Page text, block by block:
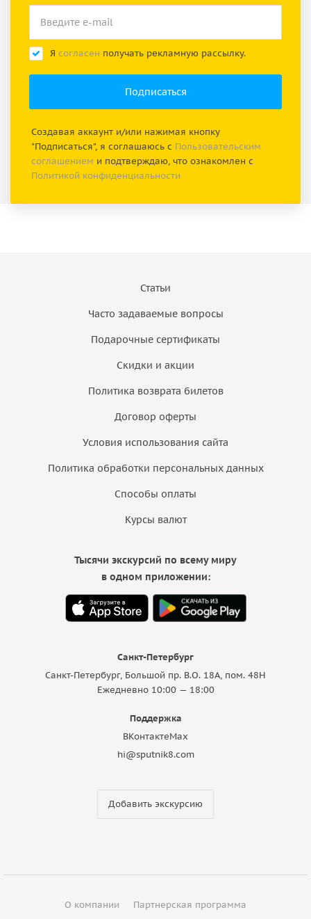
Я согласен получать рекламную рассылку.
Создавая аккаунт и/или нажимая кнопку
"Подписаться", я соглашаюсь с Пользовательским
соглашением и подтверждаю, что ознакомлен с
Политикой конфиденциальности
Статьи
Часто задаваемые вопросы
Подарочные сертификаты
Скидки и акции
Политика возврата билетов
Договор оферты
Условия использования сайта
Политика обработки персональных данных
Способы оплаты
Курсы валют
Санкт-Петербург
Санкт-Петербург, Большой пр. В.О. 18A, пом. 48Н
Ежедневно 10:00 — 18:00
Поддержка
ВКонтактеMax
hi@sputnik8.com
Добавить экскурсию
Тысячи экскурсий по всему миру
в одном приложении:
О компании Партнерская программа